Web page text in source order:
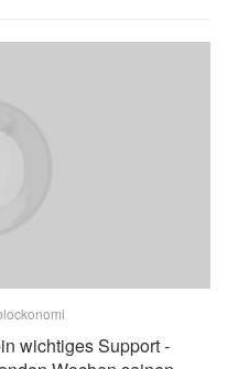
wichtiges Support -